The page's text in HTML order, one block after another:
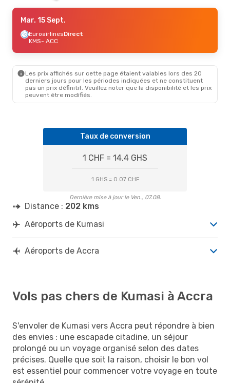
Mar. 15 Sept.
EuroairlinesDirect
KMS- ACC
Les prix affichés sur cette page étaient valables lors des 20
derniers jours pour les périodes indiquées et ne constituent
pas un prix définitif. Veuillez noter que la disponibilité et les prix
peuvent être modifiés.
Taux de conversion
1 CHF = 14.4 GHS
1 GHS = 0.07 CHF
Dernière mise à jour le Ven., 07.08.
Distance : 202 kms
Aéroports de Kumasi
Aéroports de Accra
Vols pas chers de Kumasi à Accra
S'envoler de Kumasi vers Accra peut répondre à bien
des envies : une escapade citadine, un séjour
prolongé ou un voyage organisé selon des dates
précises. Quelle que soit la raison, choisir le bon vol
est essentiel pour commencer votre voyage en toute